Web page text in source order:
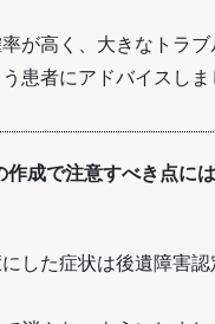
が高く、大きなトラ
患者にアドバイスしま
成で注意すべき点に
した症状は後遺障害